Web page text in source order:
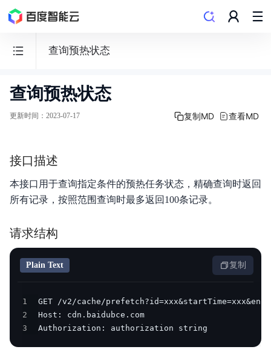
查询预热状态
内
容
网
络
CDN
产品动态
产品定价
快速入门
查询预热状态
更新时间 ： 2023-07-17 复制MD 查看MD
接口描述
本接口用于查询指定条件的预热任务状态，精确查询时返回
所有记录，按照范围查询时最多返回100条记录。
请求结构
Plain Text 复制
1
2
3
Authorization: authorization string